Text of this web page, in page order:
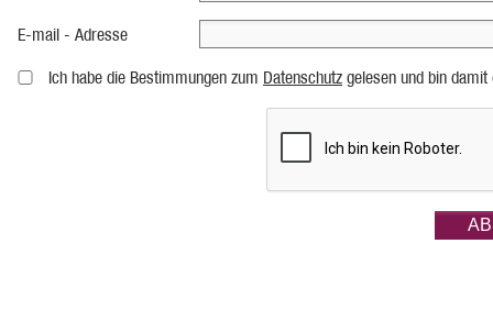
E-mail - Adresse
Ich habe die Bestimmungen zum Datenschutz gelesen und bin